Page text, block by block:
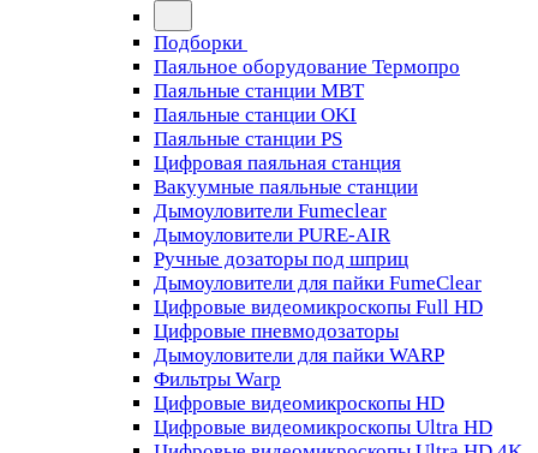
Подборки
Паяльное оборудование Термопро
Паяльные станции MBT
Паяльные станции OKI
Паяльные станции PS
Цифровая паяльная станция
Вакуумные паяльные станции
Дымоуловители Fumeclear
Дымоуловители PURE-AIR
Ручные дозаторы под шприц
Дымоуловители для пайки FumeClear
Цифровые видеомикроскопы Full HD
Цифровые пневмодозаторы
Дымоуловители для пайки WARP
Фильтры Warp
Цифровые видеомикроскопы HD
Цифровые видеомикроскопы Ultra HD